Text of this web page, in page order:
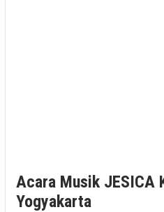
Acara Musik JESICA
Yogyakarta